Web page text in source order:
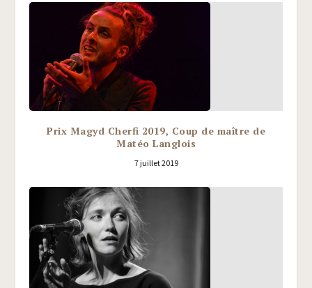
Prix Magyd Cherfi 2019, Coup de maître de
Matéo Langlois
7 juillet 2019